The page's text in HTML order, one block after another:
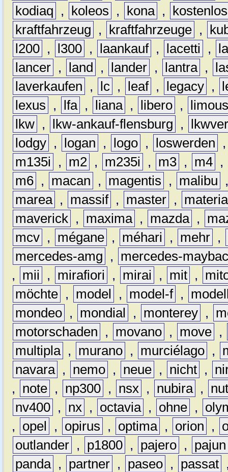
kodiaq
, koleos , kona ,
kostenlos
kraftfahrzeug
, kraftfahrzeuge ,
l200 , l300 , laankauf , lacetti ,
lancer , land , lander , lantra ,
laverkaufen
, lc , leaf , legacy ,
lexus
, lfa , liana , libero ,
lkw , lkw-ankauf-flensburg ,
lodgy , logan , logo , loswerden
m135i
, m2 , m235i , m3 , m4 ,
m6 , macan , magentis , malibu
marea , massif , master ,
materia
maverick , maxima , mazda ,
mcv , mégane , méhari , mehr ,
mercedes-amg
,
mercedes-
,
mii , mirafiori , mirai , mit ,
möchte , model , model-f ,
mondeo , mondial , monterey ,
motorschaden
, movano , move ,
multipla , murano , murciélago ,
navara , nemo , neue , nicht ,
,
note , np300 , nsx , nubira ,
nv400 , nx , octavia , ohne ,
,
opel , opirus , optima , orion ,
outlander , p1800 , pajero ,
pajun
panda , partner , paseo , passat